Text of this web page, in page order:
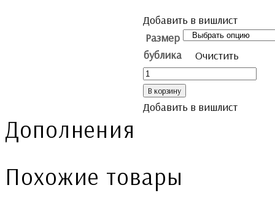
Добавить в вишлист
Размер
бублика
Очистить
Количество
В корзину
Добавить в вишлист
Дополнения
Похожие товары